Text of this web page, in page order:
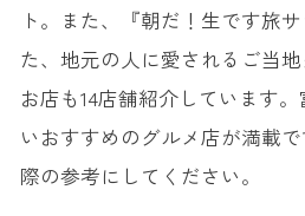
ト。また、『朝だ！生です旅
た、地元の人に愛されるご当
お店も14店舗紹介しています
いおすすめのグルメ店が満載
際の参考にしてください。